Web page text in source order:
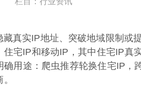
藏真实IP地址、突破地域限制或
住宅IP和移动IP，其中住宅IP真
确用途：爬虫推荐轮换住宅IP，